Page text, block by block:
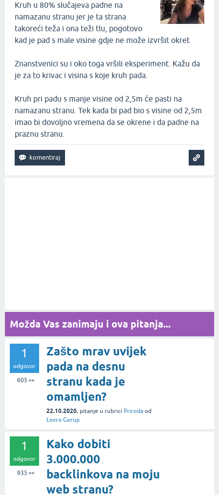
Kruh u 80% slučajeva padne na
namazanu stranu jer je ta strana
takoreći teža i ona teži tlu, pogotovo
kad je pad s male visine gdje ne može izvršit okret
Znanstvenici su i oko toga vršili eksperiment. Kažu da
je za to krivac i visina s koje kruh pada.
Kruh pri padu s manje visine od 2,5m će pasti na
namazanu stranu. Tek kada bi pad bio s visine od 2,5m
imao bi dovoljno vremena da se okrene i da padne na
praznu stranu.
Možda Vas zanimaju i ova pitanja...
1
odgovor
605 👀
Zašto mrav uvijek
pada na desnu
stranu kada je
omamljen?
22.10.2020. pitanje u rubrici Priroda od
Lovro Gorup
1
odgovor
935 👀
Kako dobiti
3.000.000
backlinkova na moju
web stranu?